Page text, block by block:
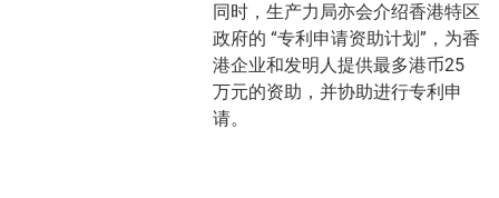
同时，生产力局亦会介绍香港特区
政府的 “专利申请资助计划”，为香
港企业和发明人提供最多港币25
万元的资助，并协助进行专利申
请。